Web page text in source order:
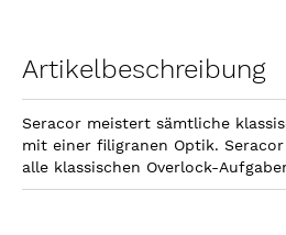
Artikelbeschreibung
Seracor meistert sämtliche
mit einer filigranen Optik.
alle klassischen Overlock-